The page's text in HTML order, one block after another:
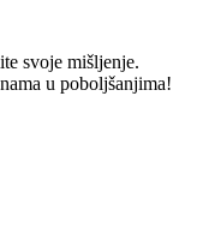
svoje mišljenje.
u poboljšanjima!